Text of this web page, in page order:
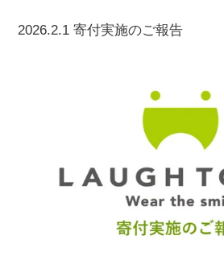
2026.2.1 寄付実施のご報告